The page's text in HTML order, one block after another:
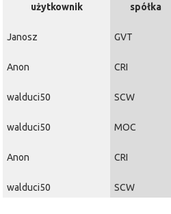
użytkownik spółka
Janosz GVT
Anon CRI
walduci50 SCW
walduci50 MOC
Anon CRI
walduci50 SCW